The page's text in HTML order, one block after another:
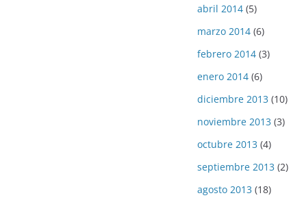
abril 2014 (5)
marzo 2014 (6)
febrero 2014 (3)
enero 2014 (6)
diciembre 2013 (10)
noviembre 2013 (3)
octubre 2013 (4)
septiembre 2013 (2)
agosto 2013 (18)